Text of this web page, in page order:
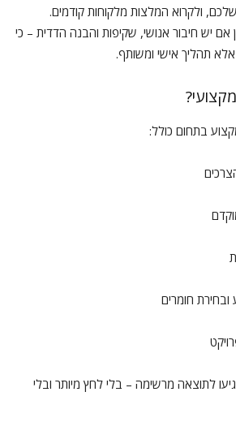
ולקרוא המלצות מלקוחות קודמים.
אם יש חיבור אנושי, שקיפות והבנה הדדית – כי
תהליך אישי ומשותף.
בתחום כולל:
חומרים
לתוצאה מרשימה – בלי לחץ מיותר ובלי